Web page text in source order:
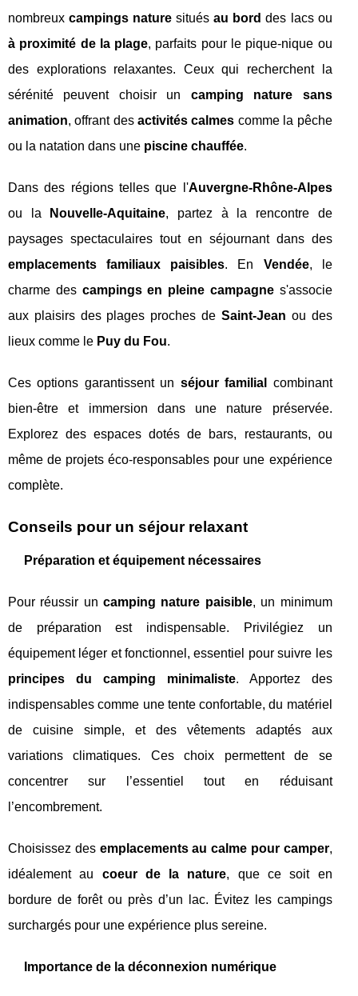
nombreuxcampings nature situésau bord des lacs ou
à proximité de la plage, parfaits pour le pique-nique ou
des explorations relaxantes. Ceux qui recherchent la
sérénité peuvent choisir un camping nature sans
animation, offrant desactivités calmes comme la pêche
ou la natation dans une piscine chauffée.
Dans des régions telles que l'Auvergne-Rhône-Alpes
ou la
Nouvelle-Aquitaine, partez à la rencontre de
paysages spectaculaires tout en séjournant dans des
emplacements familiaux paisibles. En Vendée, le
charme des campings en pleine campagnes'associe
aux plaisirs des plages proches de Saint-Jean ou des
lieux comme le Puy du Fou.
Ces options garantissent un séjour familial
combinant
bien-être et immersion dans une nature préservée.
Explorez des espaces dotés de bars, restaurants, ou
même de projets éco-responsables pour une expérience
complète.
Conseils pour un séjour relaxant
Préparation et équipement nécessaires
Pour réussir uncamping nature paisible, un minimum
de préparation est indispensable. Privilégiez un
équipement léger et fonctionnel, essentiel pour suivre les
principes du camping minimaliste. Apportez des
indispensables comme une tente confortable, du matériel
de cuisine simple, et des vêtements adaptés aux
variations climatiques. Ces choix permettent de se
concentrer sur l’essentiel tout en réduisant
l’encombrement.
Choisissez des emplacements au calme pour camper,
idéalement au coeur de la nature, que ce soit en
bordure de forêt ou près d’un lac. Évitez les campings
surchargés pour une expérience plus sereine.
Importance de la déconnexion numérique